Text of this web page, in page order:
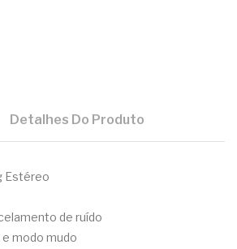
Detalhes Do Produto
Estéreo
de ruído
modo mudo